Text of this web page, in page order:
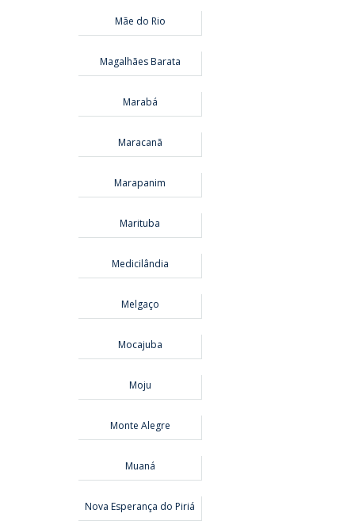
Mãe do Rio
Magalhães Barata
Marabá
Maracanã
Marapanim
Marituba
Medicilândia
Melgaço
Mocajuba
Moju
Monte Alegre
Muaná
Nova Esperança do Piriá